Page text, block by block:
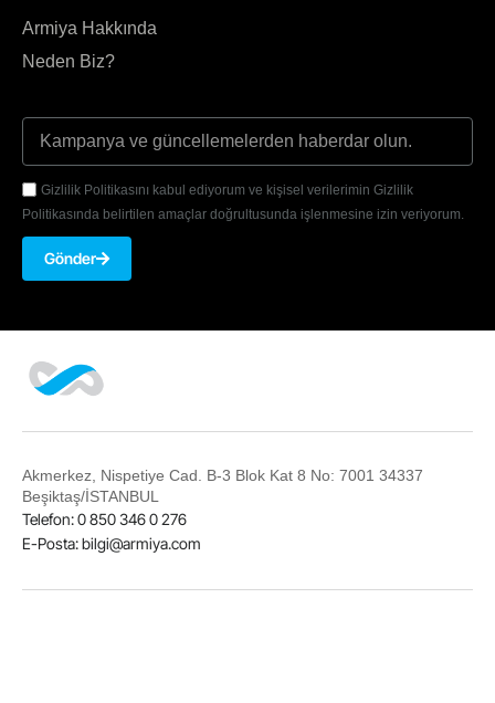
Armiya Hakkında
Neden Biz?
Gizlilik Politikasını kabul ediyorum ve kişisel verilerimin Gizlilik
Politikasında belirtilen amaçlar doğrultusunda işlenmesine izin veriyorum.
Gönder
Akmerkez, Nispetiye Cad. B-3 Blok Kat 8 No: 7001 34337
Beşiktaş/İSTANBUL
Telefon: 0 850 346 0 276
E-Posta:bilgi@armiya.com